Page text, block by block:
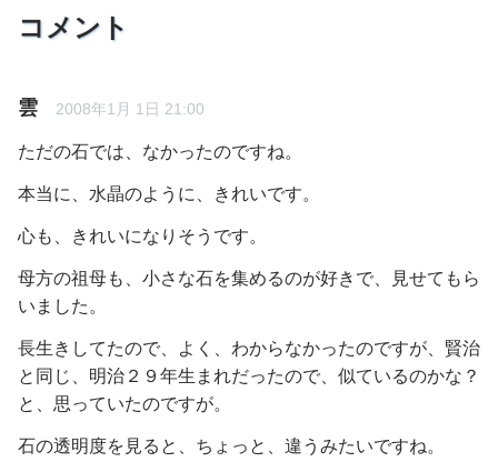
コメント
雲 2008年1月 1日 21:00
ただの石では、なかったのですね。
本当に、水晶のように、きれいです。
心も、きれいになりそうです。
母方の祖母も、小さな石を集めるのが好きで、見せてもら
いました。
長生きしてたので、よく、わからなかったのですが、賢治
と同じ、明治２９年生まれだったので、似ているのかな？
と、思っていたのですが。
石の透明度を見ると、ちょっと、違うみたいですね。